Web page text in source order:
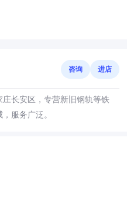
咨询 进店
长安区，专营新旧钢轨等铁
服务广泛。